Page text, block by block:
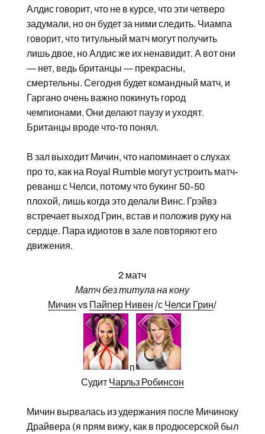
Алдис говорит, что не в курсе, что эти четверо
задумали, но он будет за ними следить. Чиампа
говорит, что титульный матч могут получить
лишь двое, но Алдис же их ненавидит. А вот они
— нет, ведь британцы — прекрасны,
смертельны. Сегодня будет командный матч, и
Гаргано очень важно покинуть город
чемпионами. Они делают паузу и уходят.
Британцы вроде что-то понял.
В зал выходит Мичин, что напоминает о слухах
про то, как на Royal Rumble могут устроить матч-
реванш с Челси, потому что букинг 50-50
плохой, лишь когда это делали Винс. Грэйвз
встречает выход Грин, встав и положив руку на
сердце. Пара идиотов в зале повторяют его
движения.
2 матч
Матч без титула на кону
Мичин vs Пайпер Нивен /с Челси Грин/
п
Судит Чарльз Робинсон
Мичин вырвалась из удержания после Мичиноку
Драйвера (я прям вижу, как в продюсерской был